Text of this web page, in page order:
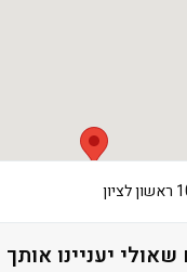
יעניינו אותך